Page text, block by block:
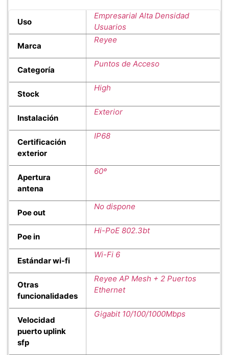
Uso
Empresarial Alta Densidad
Usuarios
Marca
Reyee
Categoría
Puntos de Acceso
Stock
High
Instalación
Exterior
Certificación
exterior
IP68
Apertura
antena
60º
Poe out
No dispone
Poe in
Hi-PoE 802.3bt
Estándar wi-fi
Wi-Fi 6
Otras
funcionalidades
Reyee AP Mesh + 2 Puertos
Ethernet
Velocidad
puerto uplink
sfp
Gigabit 10/100/1000Mbps